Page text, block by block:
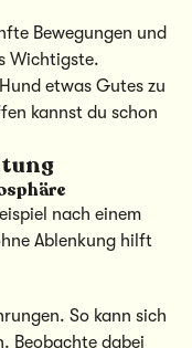
Bewegungen und
Wichtigste.
etwas Gutes zu
kannst du schon
nach einem
Ablenkung hilft
So kann sich
Beobachte dabei